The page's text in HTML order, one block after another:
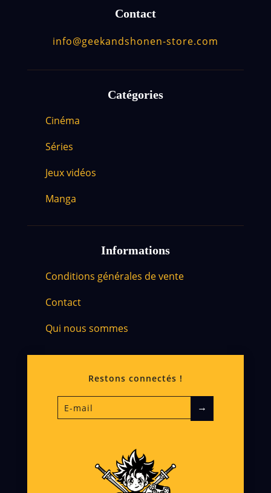
Contact
info@geekandshonen-store.com
Catégories
Cinéma
Séries
Jeux vidéos
Manga
Informations
Conditions générales de vente
Contact
Qui nous sommes
Restons connectés !
→